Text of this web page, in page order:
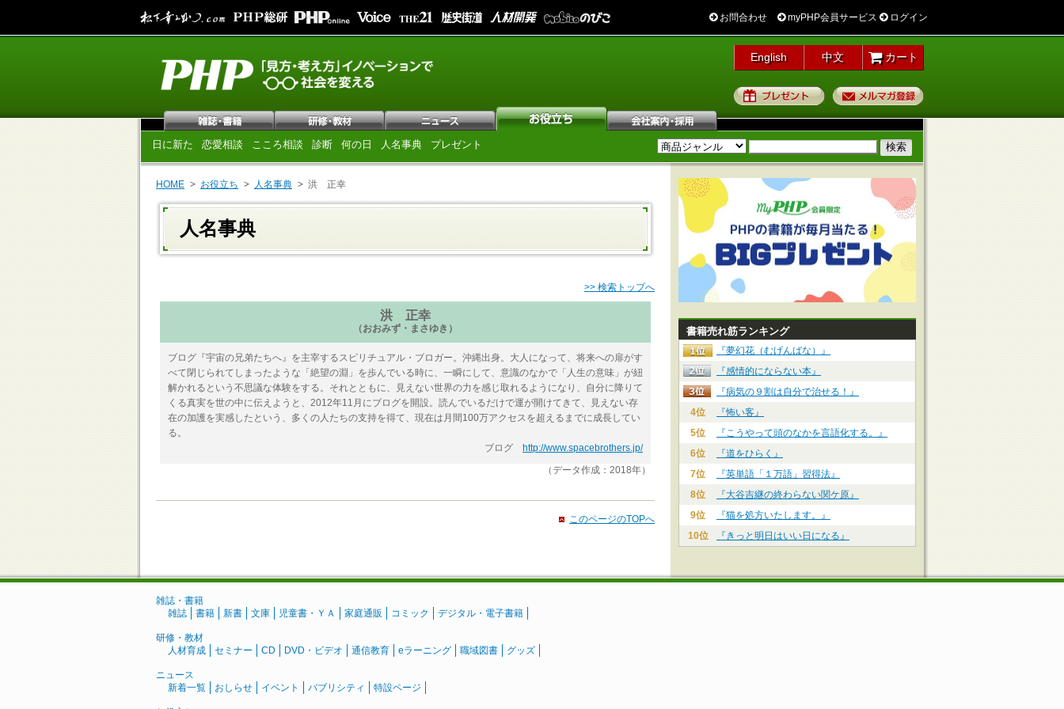
お問合わせ myPHP会員サービス ログイン
English 中文 カート
プレゼント
日に新た 恋愛相談 こころ相談 診断 何の日 人名事典 プレゼント
HOME お役立ち 人名事典 洪 正幸
人名事典
>> 検索トップへ
洪 正幸
（おおみず・まさゆき）
ブログ『宇宙の兄弟たちへ』を主宰するスピリチュアル・ブロガー。沖縄出身。大人になって、将来への扉がす
べて閉じられてしまったような「絶望の淵」を歩んでいる時に、一瞬にして、意識のなかで「人生の意味」が紐
解かれるという不思議な体験をする。それとともに、見えない世界の力を感じ取れるようになり、自分に降りて
くる真実を世の中に伝えようと、2012年11月にブログを開設。読んでいるだけで運が開けてきて、見えない存
在の加護を実感したという、多くの人たちの支持を得て、現在は月間100万アクセスを超えるまでに成長してい
る。
ブログ
http://www.spacebrothers.jp/
（データ作成：2018年）
このページのTOPへ
書籍売れ筋ランキング
『夢幻花（むげんばな）』
『感情的にならない本』
『病気の９割は自分で治せる！』
4位
『怖い客』
5位
『こうやって頭のなかを言語化する。』
6位
『道をひらく』
7位
『英単語「１万語」習得法』
8位
『大谷吉継の終わらない関ケ原』
9位
『猫を処方いたします。』
10位
『きっと明日はいい日になる』
雑誌・書籍
雑誌
書籍 新書 文庫 児童書・ＹＡ 家庭通販 コミック デジタル・電子書籍
研修・教材
人材育成
セミナー CD DVD・ビデオ 通信教育 eラーニング 職域図書 グッズ
ニュース
新着一覧
おしらせ イベント パブリシティ 特設ページ